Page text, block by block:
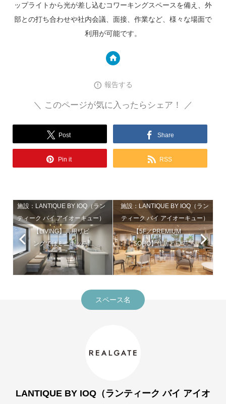
ップライトから光が差し込むコワーキングスペースを備え、外
部との打ち合わせや社内会議、面接、作業など、様々な場面で
利用が可能です。
報告する
＼ このページが気に入ったらシェア！ ／
Post Share
Pin it RSS
【LIVING】共用リビ
ングではミニキッチ...
施設：LANTIQUE BY IOQ（ラン
ティーク バイ アイオーキュー）
【5F／PREMIUM
SOHO】住居として...
施設：LANTIQUE BY IOQ（ラン
ティーク バイ アイオーキュー）
スペース名
LANTIQUE BY IOQ（ランティーク バイ アイオ